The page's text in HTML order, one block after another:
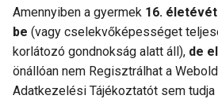
Amennyiben a gyermek 16. életévét
be (vagy cselekvőképességet
korlátozó gondnokság alatt áll), de
önállóan nem Regisztrálhat a
Adatkezelési Tájékoztatót sem tudja